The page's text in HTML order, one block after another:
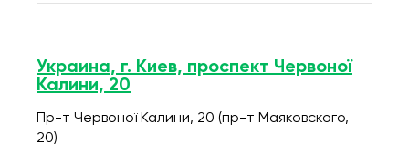
Украина, г. Киев, проспект Червоної
Калини, 20
Пр-т Червоної Калини, 20 (пр-т Маяковского,
20)